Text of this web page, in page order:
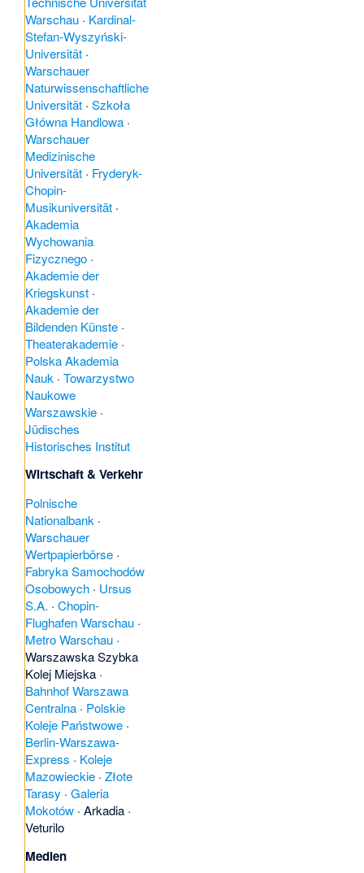
Warschau · Kardinal-
Stefan-Wyszyński-
Universität ·
Warschauer
Naturwissenschaftliche
Universität ·Szkoła
Główna Handlowa ·
Warschauer
Medizinische
Universität · Fryderyk-
Chopin-
Musikuniversität ·
Akademia
Wychowania
Fizycznego ·
Akademie der
Kriegskunst ·
Akademie der
Bildenden Künste ·
Theaterakademie ·
Polska Akademia
Nauk ·Towarzystwo
Naukowe
Warszawskie ·
Jüdisches
Historisches Institut
Wirtschaft & Verkehr
Polnische
Nationalbank ·
Warschauer
Wertpapierbörse ·
Fabryka Samochodów
Osobowych · Ursus
S.A. ·Chopin-
Flughafen Warschau ·
Metro Warschau ·
Warszawska Szybka
Kolej Miejska ·
Bahnhof Warszawa
Centralna · Polskie
Koleje Państwowe ·
Berlin-Warszawa-
Express · Koleje
Mazowieckie ·Złote
Tarasy ·Galeria
Mokotów ·Arkadia ·
Veturilo
Medien